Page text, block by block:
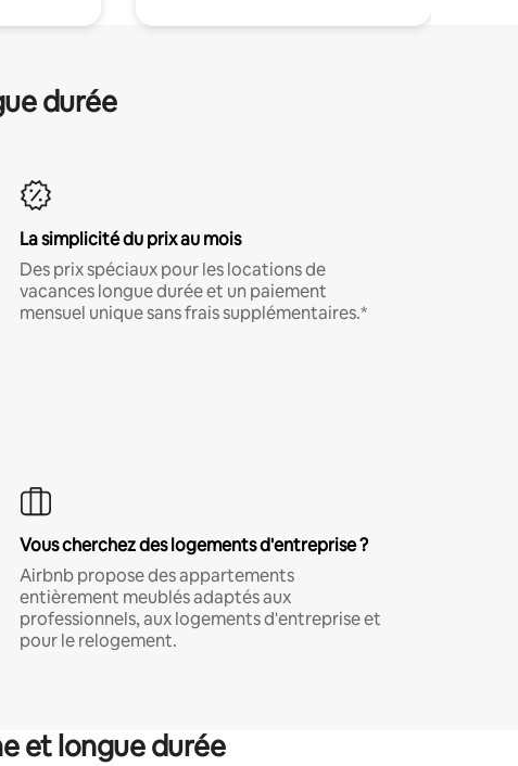
durée
La simplicité du prix au mois
Des prix spéciaux pour les locations de
vacances longue durée et un paiement
mensuel unique sans frais supplémentaires.*
Vous cherchez des logements d'entreprise ?
Airbnb propose des appartements
entièrement meublés adaptés aux
professionnels, aux logements d'entreprise et
pour le relogement.
et longue durée